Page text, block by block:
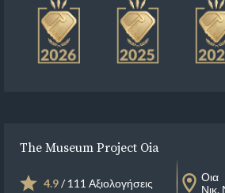
The Museum Project Oia
4.9/ 111 Αξιολογήσεις
Οια
Νικ.